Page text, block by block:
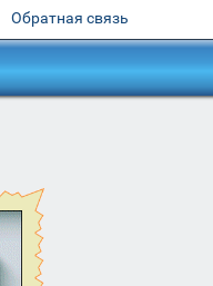
Обратная связь